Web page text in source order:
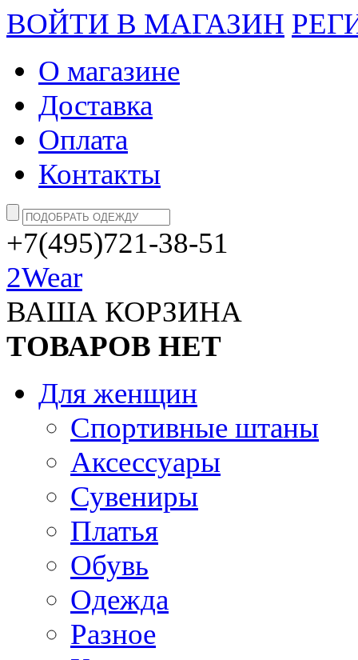
ВОЙТИ В МАГАЗИН
О магазине
Доставка
Оплата
Контакты
+7(495)721-38-51
2Wear
ВАША КОРЗИНА
ТОВАРОВ НЕТ
Для женщин
Спортивные штаны
Аксессуары
Сувениры
Платья
Обувь
Одежда
Разное